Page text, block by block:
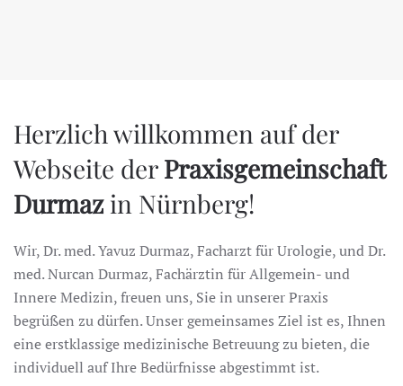
Herzlich willkommen auf der
Webseite derPraxisgemeinschaft
Durmazin Nürnberg!
Wir, Dr. med. Yavuz Durmaz, Facharzt für Urologie, und Dr.
med. Nurcan Durmaz, Fachärztin für Allgemein- und
Innere Medizin, freuen uns, Sie in unserer Praxis
begrüßen zu dürfen. Unser gemeinsames Ziel ist es, Ihnen
eine erstklassige medizinische Betreuung zu bieten, die
individuell auf Ihre Bedürfnisse abgestimmt ist.